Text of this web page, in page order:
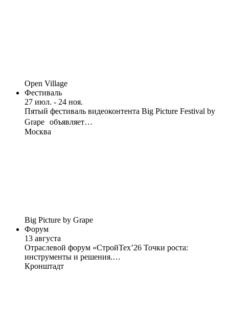
Open Village
Фестиваль
27 июл. - 24 ноя.
Пятый фестиваль видеоконтента Big Picture Festival by
Grape объявляет…
Москва
Big Picture by Grape
Форум
13 августа
Отраслевой форум «СтройТех’26 Точки роста:
инструменты и решения.…
Кронштадт